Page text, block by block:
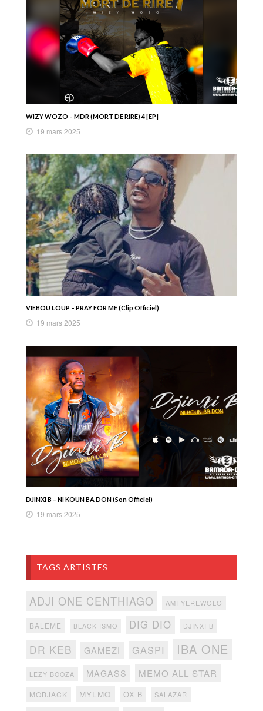
WIZY WOZO – MDR (MORT DE RIRE) 4 [EP]
19 mars 2025
VIEBOU LOUP – PRAY FOR ME (Clip Officiel)
19 mars 2025
DJINXI B – NI KOUN BA DON (Son Officiel)
19 mars 2025
TAGS ARTISTES
ADJI ONE CENTHIAGO AMI YEREWOLO
BALEME BLACK ISMO DIG DIO DJINXI B
DR KEB GAMEZI GASPI IBA ONE
LEZY BOOZA MAGASS MEMO ALL STAR
MOBJACK MYLMO OX B SALAZAR